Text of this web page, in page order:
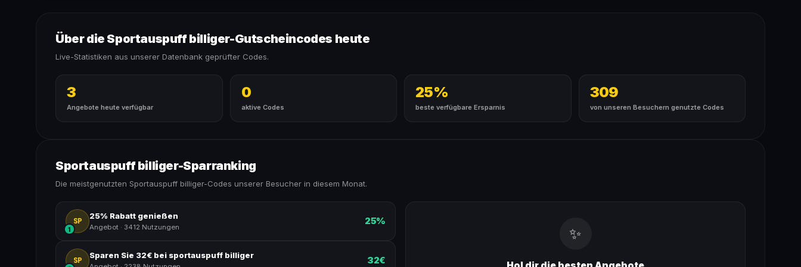
Über die Sportauspuff billiger-Gutscheincodes heute
Live-Statistiken aus unserer Datenbank geprüfter Codes.
3
Angebote heute verfügbar
0
aktive Codes
25%
beste verfügbare Ersparnis
309
von unseren Besuchern genutzte Codes
Sportauspuff billiger-Sparranking
Die meistgenutzten Sportauspuff billiger-Codes unserer Besucher in diesem Monat.
SP
1
25% Rabatt genießen
Angebot · 3412 Nutzungen
25%
SP
Sparen Sie 32€ bei sportauspuff billiger 32€
✨